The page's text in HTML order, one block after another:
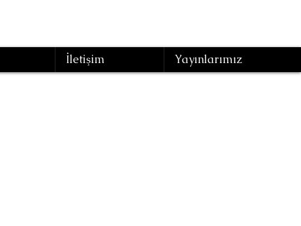
İletişim Yayınlarımız